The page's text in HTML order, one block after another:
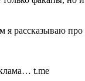
я рассказываю
t.me